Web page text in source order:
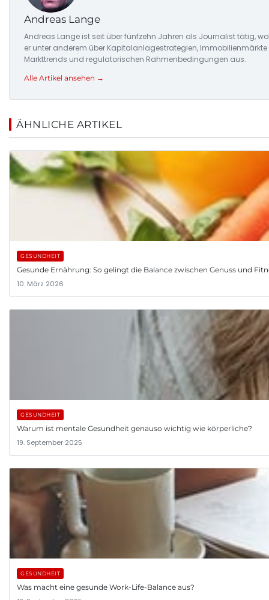
Andreas Lange
Andreas Lange ist seit über fünfzehn Jahren als Journalist tätig,
er unter anderem über Kapitalanlagestrategien,
Markttrends und regulatorischen Rahmenbedingungen aus.
Alle Artikel ansehen →
ÄHNLICHE ARTIKEL
GESUNDHEIT
Gesunde Ernährung: So gelingt die Balance zwischen Genuss und
10. März 2026
GESUNDHEIT
Warum ist mentale Gesundheit genauso wichtig wie körperliche?
19. September 2025
GESUNDHEIT
Was macht eine gesunde Work-Life-Balance aus?